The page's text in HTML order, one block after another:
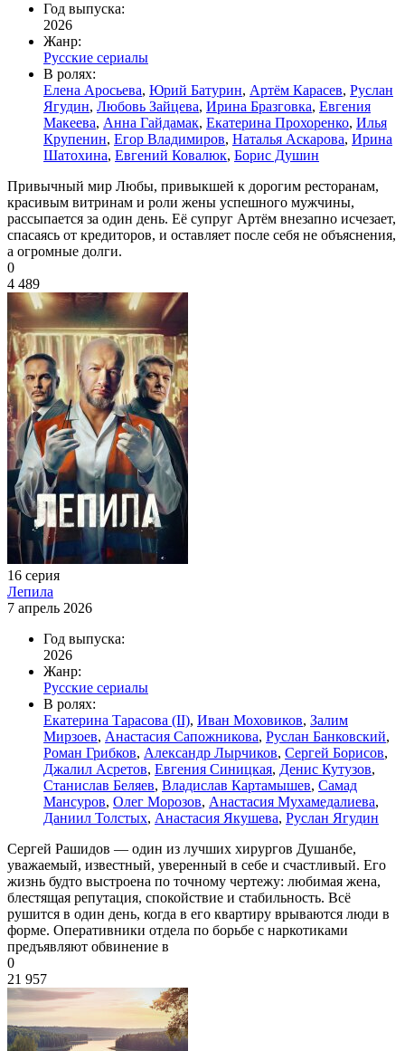
Год выпуска:
2026
Жанр:
Русские сериалы
В ролях:
Елена Аросьева, Юрий Батурин, Артём Карасев, Руслан
Ягудин, Любовь Зайцева, Ирина Бразговка, Евгения
Макеева, Анна Гайдамак, Екатерина Прохоренко, Илья
Крупенин, Егор Владимиров, Наталья Аскарова, Ирина
Шатохина, Евгений Ковалюк, Борис Душин
Привычный мир Любы, привыкшей к дорогим ресторанам,
красивым витринам и роли жены успешного мужчины,
рассыпается за один день. Её супруг Артём внезапно исчезает,
спасаясь от кредиторов, и оставляет после себя не объяснения,
а огромные долги.
0
4 489
16 серия
Лепила
7 апрель 2026
Год выпуска:
2026
Жанр:
Русские сериалы
В ролях:
Екатерина Тарасова (II), Иван Моховиков, Залим
Мирзоев, Анастасия Сапожникова, Руслан Банковский,
Роман Грибков, Александр Лырчиков, Сергей Борисов,
Джалил Асретов, Евгения Синицкая, Денис Кутузов,
Станислав Беляев, Владислав Картамышев, Самад
Мансуров, Олег Морозов, Анастасия Мухамедалиева,
Даниил Толстых, Анастасия Якушева, Руслан Ягудин
Сергей Рашидов — один из лучших хирургов Душанбе,
уважаемый, известный, уверенный в себе и счастливый. Его
жизнь будто выстроена по точному чертежу: любимая жена,
блестящая репутация, спокойствие и стабильность. Всё
рушится в один день, когда в его квартиру врываются люди в
форме. Оперативники отдела по борьбе с наркотиками
предъявляют обвинение в
0
21 957